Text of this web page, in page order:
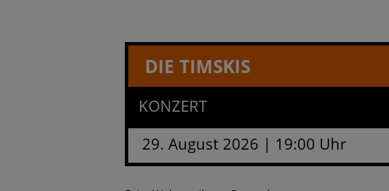
DIE TIMSKIS
KONZERT
29. August 2026 | 19:00 Uhr